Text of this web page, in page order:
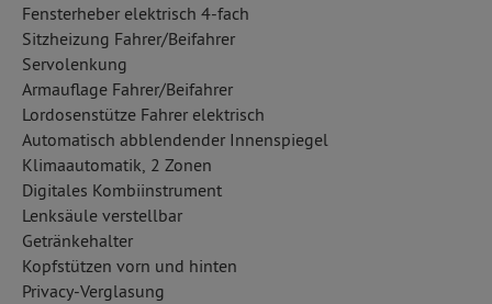
Fensterheber elektrisch 4-fach
Sitzheizung Fahrer/Beifahrer
Servolenkung
Armauflage Fahrer/Beifahrer
Lordosenstütze Fahrer elektrisch
Automatisch abblendender Innenspiegel
Klimaautomatik, 2 Zonen
Digitales Kombiinstrument
Lenksäule verstellbar
Getränkehalter
Kopfstützen vorn und hinten
Privacy-Verglasung